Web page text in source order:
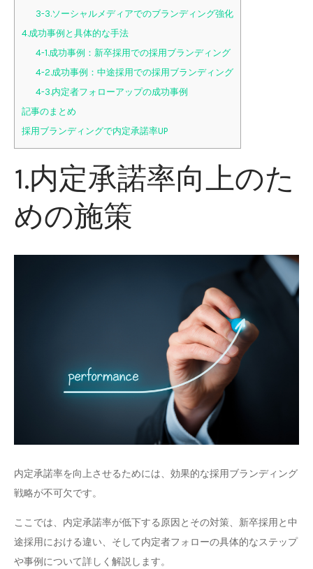
3-3.ソーシャルメディアでのブランディング強化
4.成功事例と具体的な手法
4-1.成功事例：新卒採用での採用ブランディング
4-2.成功事例：中途採用での採用ブランディング
4-3.内定者フォローアップの成功事例
記事のまとめ
採用ブランディングで内定承諾率UP
1.内定承諾率向上のた
めの施策
内定承諾率を向上させるためには、効果的な採用ブランディング
戦略が不可欠です。
ここでは、内定承諾率が低下する原因とその対策、新卒採用と中
途採用における違い、そして内定者フォローの具体的なステップ
や事例について詳しく解説します。